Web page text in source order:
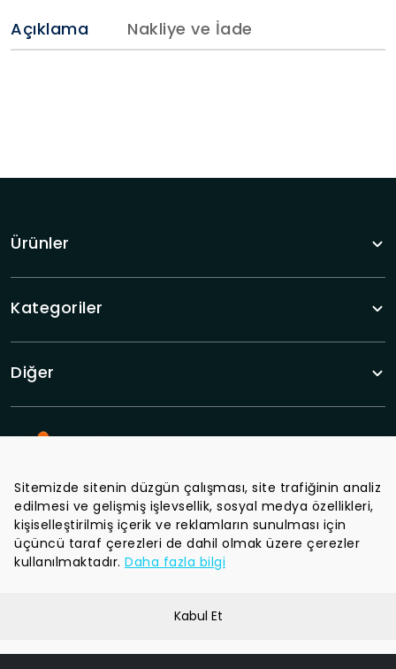
Açıklama Nakliye ve İade
Sitemizde sitenin düzgün çalışması, site trafiğinin analiz
edilmesi ve gelişmiş işlevsellik, sosyal medya özellikleri,
kişiselleştirilmiş içerik ve reklamların sunulması için
üçüncü taraf çerezleri de dahil olmak üzere çerezler
kullanılmaktadır. Daha fazla bilgi
Kabul Et
Ürünler
Kategoriler
Diğer
Tüm haberlerden haberdar olun.